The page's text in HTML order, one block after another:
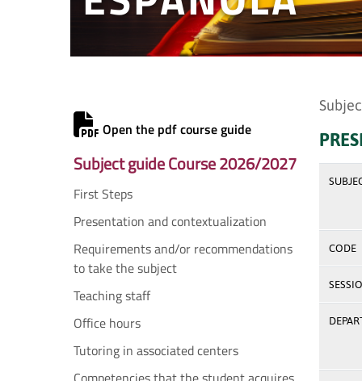
Open the pdf course guide
Subject guide Course 2026/2027
First Steps
Presentation and contextualization
Requirements and/or recommendations
to take the subject
Teaching staff
Office hours
Tutoring in associated centers
CODE